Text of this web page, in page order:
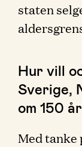
staten
Hur vill
Sverige,
om 150
Med tanke